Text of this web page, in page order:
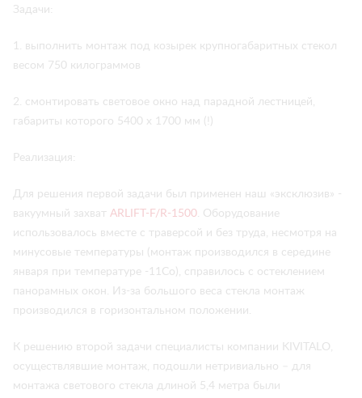
Задачи:
1. выполнить монтаж под козырек крупногабаритных стекол
весом 750 килограммов
2. смонтировать световое окно над парадной лестницей,
габариты которого 5400 х 1700 мм (!)
Реализация:
Для решения первой задачи был применен наш «эксклюзив» -
вакуумный захват ARLIFT-F/R-1500. Оборудование
использовалось вместе с траверсой и без труда, несмотря на
минусовые температуры (монтаж производился в середине
января при температуре -11Со), справилось с остеклением
панорамных окон. Из-за большого веса стекла монтаж
производился в горизонтальном положении.
К решению второй задачи специалисты компании KIVITALO,
осуществлявшие монтаж, подошли нетривиально – для
монтажа светового стекла длиной 5,4 метра были